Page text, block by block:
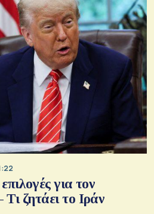
για τον
ζητάει το Ιράν